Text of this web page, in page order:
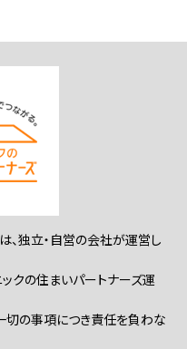
、独立・自営の会社が運営し
クの住まいパートナーズ運
の事項につき責任を負わな